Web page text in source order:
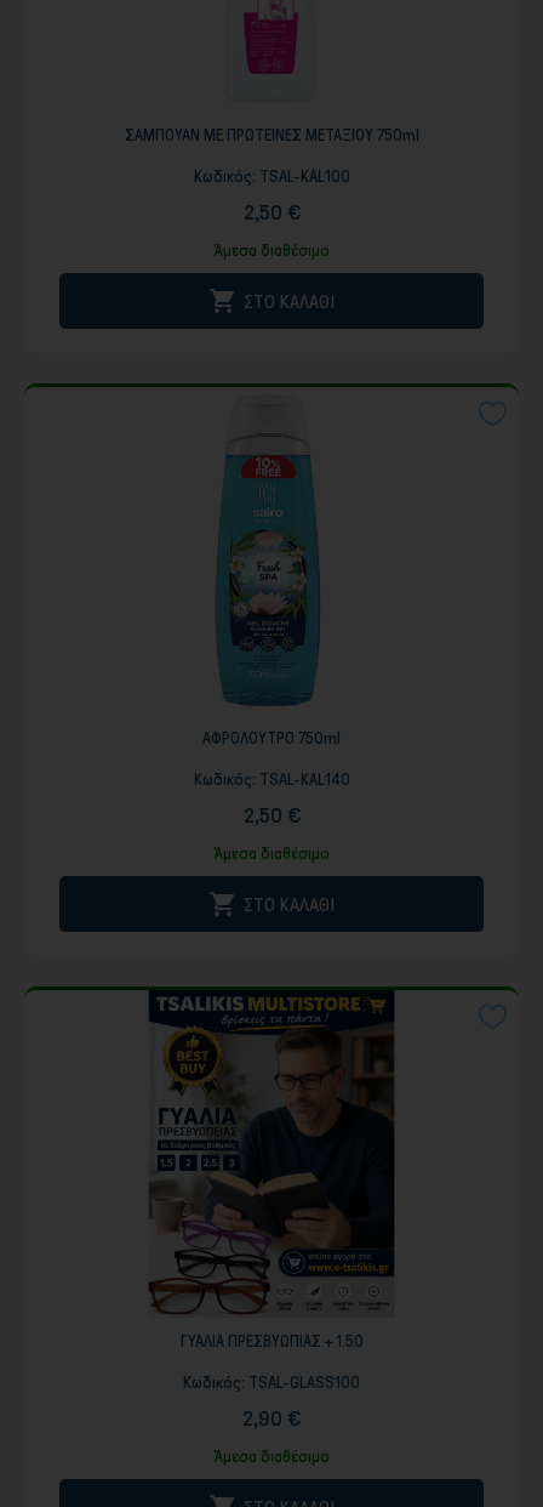
ΣΑΜΠΟΥΑΝ ΜΕ ΠΡΩΤΕΙΝΕΣ ΜΕΤΑΞΙΟΥ 750ml
Κωδικός: TSAL-KAL100
2,50 €
Άμεσα διαθέσιμο
 ΣΤΟ ΚΑΛΑΘΙ
ΑΦΡΟΛΟΥΤΡΟ 750ml
Κωδικός: TSAL-KAL140
2,50 €
Άμεσα διαθέσιμο
 ΣΤΟ ΚΑΛΑΘΙ
ΓΥΑΛΙΑ ΠΡΕΣΒΥΩΠΙΑΣ + 1.50
Κωδικός: TSAL-GLASS100
2,90 €
Άμεσα διαθέσιμο